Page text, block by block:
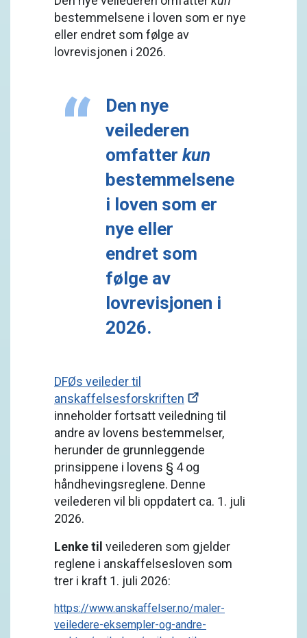
bestemmelsene i loven som er nye
eller endret som følge av
lovrevisjonen i 2026.
Den nye
veilederen
omfatter kun
bestemmelsene
i loven som er
nye eller
endret som
følge av
lovrevisjonen i
2026.
DFØs veileder til
anskaffelsesforskriften
inneholder fortsatt veiledning til
andre av lovens bestemmelser,
herunder de grunnleggende
prinsippene i lovens § 4 og
håndhevingsreglene. Denne
veilederen vil bli oppdatert ca. 1. juli
2026.
Lenke til veilederen som gjelder
reglene i anskaffelsesloven som
trer i kraft 1. juli 2026:
https://www.anskaffelser.no/maler-
veiledere-eksempler-og-andre-